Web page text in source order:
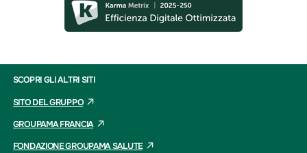
SCOPRI GLI ALTRI SITI
SITO DEL GRUPPO
GROUPAMA FRANCIA
FONDAZIONE GROUPAMA SALUTE